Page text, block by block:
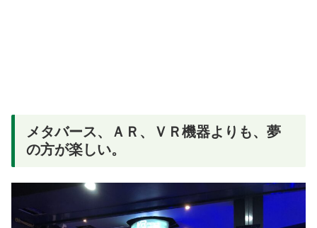
メタバース、ＡＲ、ＶＲ機器よりも、夢
の方が楽しい。